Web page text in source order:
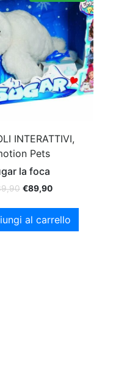
INTERATTIVI,
Pets
la foca
€89,90
al carrello